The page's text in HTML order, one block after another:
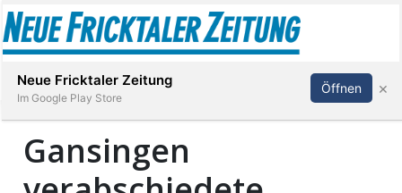
Abonnieren Anmelden
Gansingen
Neue Fricktaler Zeitung
Im Google Play Store
Öffnen ×